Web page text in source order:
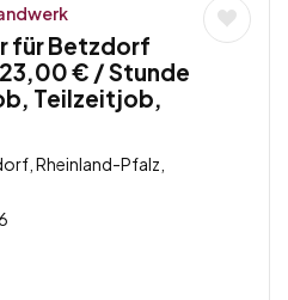
für Betzdorf
€ / Stunde
Teilzeitjob,
Rheinland-Pfalz,